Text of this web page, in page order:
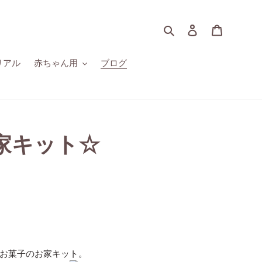
検索 ログイン
アル 赤ちゃん用 ブログ
キット☆
菓子のお家キット。